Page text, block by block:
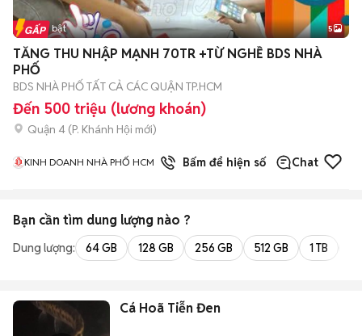
Tin nổi bật 5
TĂNG THU NHẬP MẠNH 70TR +TỪ NGHỀ BDS NHÀ
PHỐ
BDS NHÀ PHỐ TẤT CẢ CÁC QUẬN TP.HCM
Đến 500 triệu (lương khoán)
Quận 4 (P. Khánh Hội mới)
KINH DOANH NHÀ PHỐ HCM 1đã bánBấm để hiện số Chat
Bạn cần tìm dung lượng nào ?
Dung lượng: 64 GB 128 GB 256 GB 512 GB 1 TB
Cá Hoã Tiễn Đen